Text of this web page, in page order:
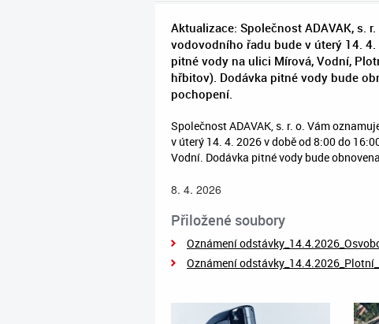
Aktualizace: Společnost ADAVAK, s.
vodovodního řadu bude v úterý 14.
pitné vody na ulici Mírová, Vodní,
hřbitov). Dodávka pitné vody bude
pochopení.
Společnost ADAVAK, s. r. o. Vám
v úterý 14. 4. 2026 v době od 8:00 do
Vodní. Dodávka pitné vody bude
8. 4. 2026
Přiložené soubory
Oznámení
Oznámení